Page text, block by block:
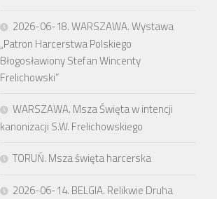
2026-06-18. WARSZAWA. Wystawa
„Patron Harcerstwa Polskiego
Błogosławiony Stefan Wincenty
Frelichowski”
WARSZAWA. Msza Święta w intencji
kanonizacji S.W. Frelichowskiego
TORUŃ. Msza święta harcerska
2026-06-14. BELGIA. Relikwie Druha